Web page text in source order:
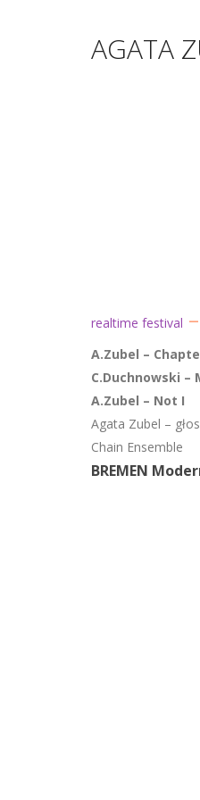
AGATA
realtime festival
A.Zubel –
C.Duchnowski –
A.Zubel – Not I
Agata Zubel – głos
Chain Ensemble
BREMEN